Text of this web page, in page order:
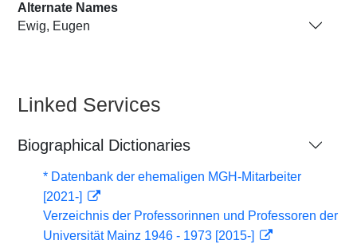
Alternate Names
Ewig, Eugen
Linked Services
Biographical Dictionaries
* Datenbank der ehemaligen MGH-Mitarbeiter
[2021-]
Verzeichnis der Professorinnen und Professoren der
Universität Mainz 1946 - 1973 [2015-]